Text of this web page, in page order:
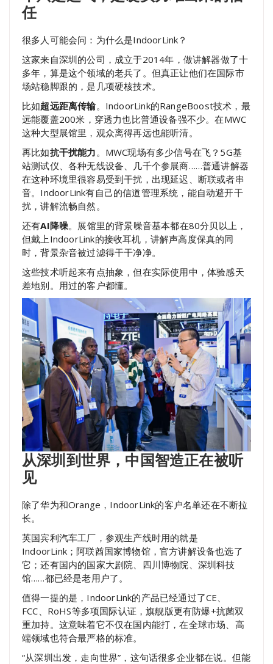
任
很多人可能会问：为什么是IndoorLink？
这家来自深圳的公司，成立于2014年，做讲解器做了十
多年，算是这个领域的老兵了。但真正让他们在国际市
场站稳脚跟的，是几项硬核技术。
比如超远距离传输。IndoorLink的RangeBoost技术，最
远能覆盖200米，穿透力也比普通设备强不少。在MWC
这种大型展馆里，观众离得再远也能听清。
再比如抗干扰能力。MWC现场有多少信号在飞？5G基
站测试仪、各种无线设备、几千个参展商……普通讲解器
在这种环境里很容易受到干扰，出现延迟、断联或者串
音。IndoorLink有自己的信道管理系统，能自动避开干
扰，讲解流畅自然。
还有AI降噪。展馆里的背景噪音基本都在80分贝以上，
但戴上IndoorLink的接收耳机，讲解声高度保真的同
时，背景杂音被过滤得干干净净。
这些技术听起来有点抽象，但在实际使用中，体验感天
差地别。用过的客户都懂。
从深圳到世界，中国智造正在被听
见
除了华为和Orange，IndoorLink的客户名单还在不断拉
长。
英国宾利汽车工厂，参观生产线时用的就是
IndoorLink；阿联酋国家博物馆，官方讲解设备也选了
它；还有国内的国家大剧院、四川博物院、深圳科技
馆……都已经是老用户了。
值得一提的是，IndoorLink的产品已经通过了CE、
FCC、RoHS等多项国际认证，旗舰版更有防爆+抗菌双
重加持。这意味着它不仅在国内能打，在全球市场、高
端领域也符合最严格的标准。
“从深圳出发，走向世界”，这句话很多企业都在说。但能